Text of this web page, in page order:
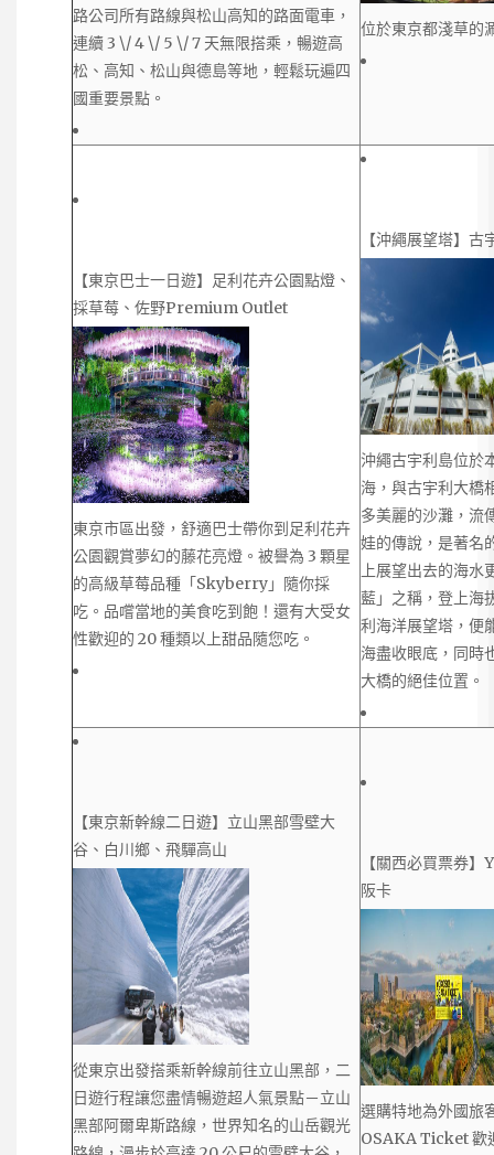
路公司所有路線與松山高知的路面電車，
連續 3 \/ 4 \/ 5 \/ 7 天無限搭乘，暢遊高
松、高知、松山與德島等地，輕鬆玩遍四
國重要景點。
位於東京都淺草的
【東京巴士一日遊】足利花卉公園點燈、
採草莓、佐野Premium Outlet
東京市區出發，舒適巴士帶你到足利花卉
公園觀賞夢幻的藤花亮燈。被譽為 3 顆星
的高級草莓品種「Skyberry」隨你採
吃。品嚐當地的美食吃到飽！還有大受女
性歡迎的 20 種類以上甜品隨您吃。
【沖繩展望塔】
沖繩古宇利島位於
海，與古宇利大橋
多美麗的沙灘，流
娃的傳說，是著名
上展望出去的海水
藍」之稱，登上海
利海洋展望塔，便
海盡收眼底，同時
大橋的絕佳位置。
【東京新幹線二日遊】立山黑部雪壁大
谷、白川鄉、飛驒高山
從東京出發搭乘新幹線前往立山黑部，二
日遊行程讓您盡情暢遊超人氣景點－立山
黑部阿爾卑斯路線，世界知名的山岳觀光
【關西必買票券
阪卡
選購特地為外國旅
OSAKA Ticket 歡